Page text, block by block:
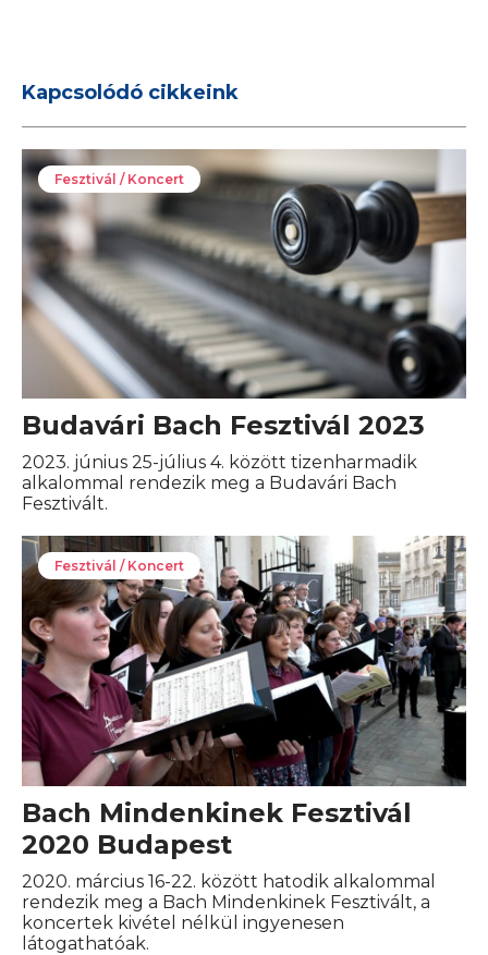
Kapcsolódó cikkeink
Fesztivál / Koncert
Budavári Bach Fesztivál 2023
2023. június 25-július 4. között tizenharmadik
alkalommal rendezik meg a Budavári Bach
Fesztivált.
Fesztivál / Koncert
Bach Mindenkinek Fesztivál
2020 Budapest
2020. március 16-22. között hatodik alkalommal
rendezik meg a Bach Mindenkinek Fesztivált, a
koncertek kivétel nélkül ingyenesen
látogathatóak.